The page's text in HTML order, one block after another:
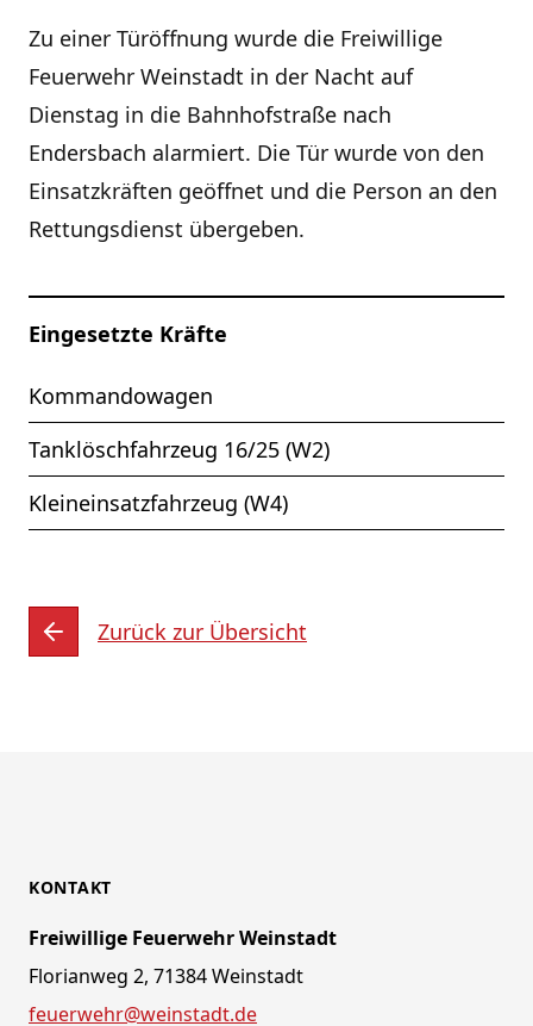
Zu einer Türöffnung wurde die Freiwillige
Feuerwehr Weinstadt in der Nacht auf
Dienstag in die Bahnhofstraße nach
Endersbach alarmiert. Die Tür wurde von den
Einsatzkräften geöffnet und die Person an den
Rettungsdienst übergeben.
Eingesetzte Kräfte
Kommandowagen
Tanklöschfahrzeug 16/25 (W2)
Kleineinsatzfahrzeug (W4)
Zurück zur Übersicht
KONTAKT
Freiwillige Feuerwehr Weinstadt
Florianweg 2, 71384 Weinstadt
feuerwehr@weinstadt.de